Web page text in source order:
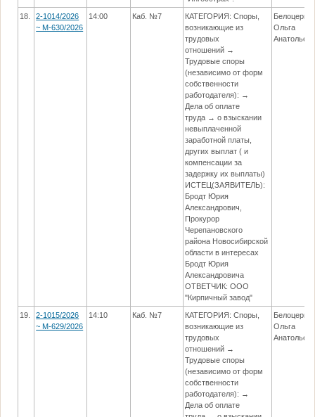
18.
2-1014/2026
~ М-630/2026
14:00 Каб. №7
КАТЕГОРИЯ: Споры,
возникающие из
трудовых
отношений →
Трудовые споры
(независимо от форм
собственности
работодателя): →
Дела об оплате
труда → о взыскании
невыплаченной
заработной платы,
других выплат ( и
компенсации за
задержку их выплаты)
ИСТЕЦ(ЗАЯВИТЕЛЬ):
Бродт Юрия
Александрович,
Прокурор
Черепановского
района Новосибирской
области в интересах
Бродт Юрия
Александровича
ОТВЕТЧИК: ООО
"Кирпичный завод"
Ольга
19.
2-1015/2026
~ М-629/2026
14:10 Каб. №7
КАТЕГОРИЯ: Споры,
возникающие из
трудовых
отношений →
Трудовые споры
(независимо от форм
собственности
работодателя): →
Дела об оплате
Ольга